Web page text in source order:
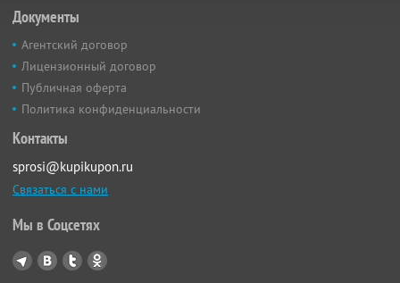
Документы
Агентский договор
Лицензионный договор
Публичная оферта
Политика конфиденциальности
Контакты
sprosi@kupikupon.ru
Связаться с нами
Мы в Соцсетях